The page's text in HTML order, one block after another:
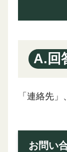
A.回
「連絡先
お問い